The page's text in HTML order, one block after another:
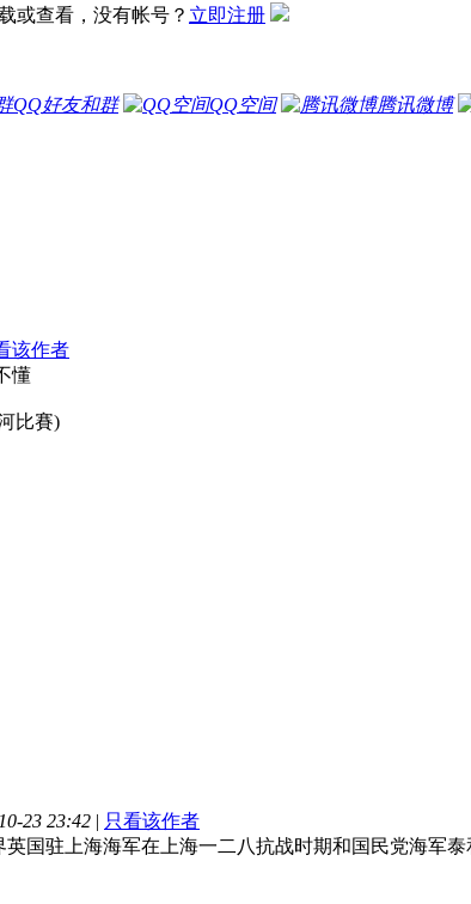
或查看，没有帐号？ 立即注册
QQ好友和群 QQ空间 腾讯微博
该作者
懂
比賽)
23 23:42 | 只看该作者
国驻上海海军在上海一二八抗战时期和国民党海军